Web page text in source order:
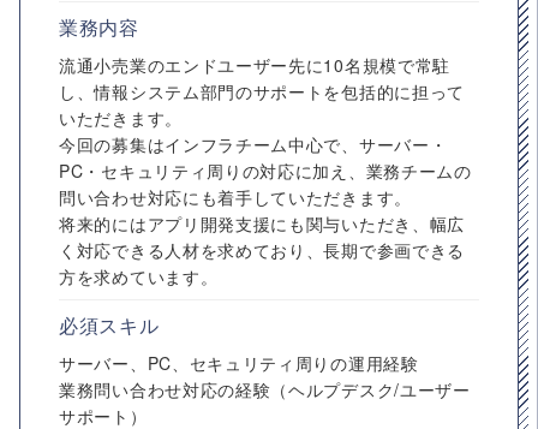
業務内容
流通小売業のエンドユーザー先に10名規模で常駐
し、情報システム部門のサポートを包括的に担って
いただきます。
今回の募集はインフラチーム中心で、サーバー・
PC・セキュリティ周りの対応に加え、業務チームの
問い合わせ対応にも着手していただきます。
将来的にはアプリ開発支援にも関与いただき、幅広
く対応できる人材を求めており、長期で参画できる
方を求めています。
必須スキル
サーバー、PC、セキュリティ周りの運用経験
業務問い合わせ対応の経験（ヘルプデスク/ユーザー
サポート）